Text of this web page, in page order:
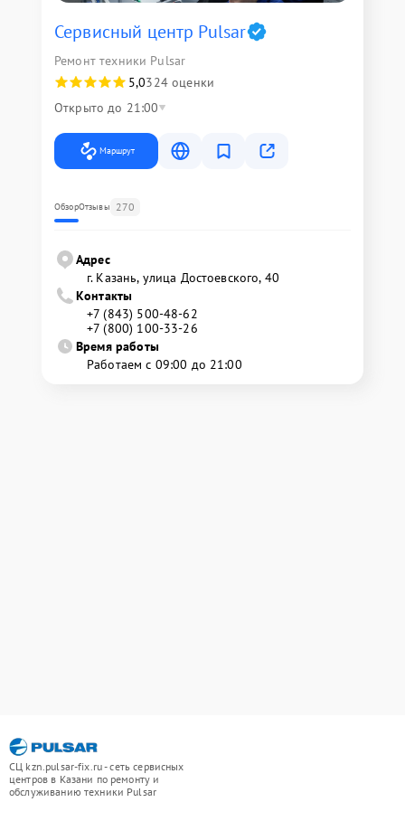
Сервисный центр Pulsar
Ремонт техники Pulsar
5,0324 оценки
Открыто до 21:00
Маршрут
ОбзорОтзывы 270
Адрес
г. Казань, улица Достоевского, 40
Контакты
+7 (843) 500-48-62
+7 (800) 100-33-26
Время работы
Работаем с 09:00 до 21:00
СЦ kzn.pulsar-fix.ru - сеть сервисных
центров в Казани по ремонту и
обслуживанию техники Pulsar